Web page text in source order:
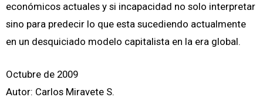
económicos actuales y si incapacidad no solo interpretar
sino para predecir lo que esta sucediendo actualmente
en un desquiciado modelo capitalista en la era global.
Octubre de 2009
Autor: Carlos Miravete S.